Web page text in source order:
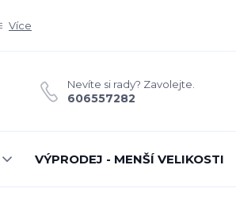
Více
Nevíte si rady? Zavolejte.
606557282
VÝPRODEJ - MENŠÍ VELIKOSTI